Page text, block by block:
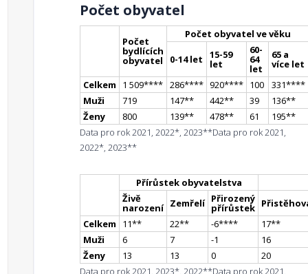
Počet obyvatel
Počet
bydlících
obyvatel
Počet obyvatel ve věku
0-14 let 15-59
let
60-
64
let
65 a
více let
Celkem
1 509**** 286**** 920**** 100 331****
Muži
719 147** 442** 39 136**
Ženy
800 139** 478** 61 195**
Data pro rok 2021, 2022*, 2023**Data pro rok 2021,
2022*, 2023**
Přírůstek obyvatelstva
Živě
narození Zemřelí Přirozený
přírůstek
Celkem
11** 22** -6**** 17**
Muži
6 7 -1
16
Ženy
13 13 0
20
Data pro rok 2021, 2023*, 2022**Data pro rok 2021,